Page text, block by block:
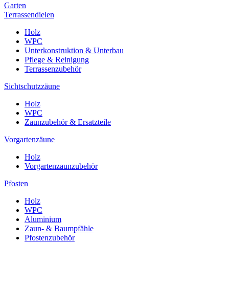
Garten
Terrassendielen
Holz
WPC
Unterkonstruktion & Unterbau
Pflege & Reinigung
Terrassenzubehör
Sichtschutzzäune
Holz
WPC
Zaunzubehör & Ersatzteile
Vorgartenzäune
Holz
Vorgartenzaunzubehör
Pfosten
Holz
WPC
Aluminium
Zaun- & Baumpfähle
Pfostenzubehör